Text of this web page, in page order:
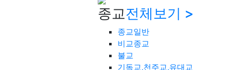
종교전체보기 >
종교일반
비교종교
불교
기독교,천주교,유대교